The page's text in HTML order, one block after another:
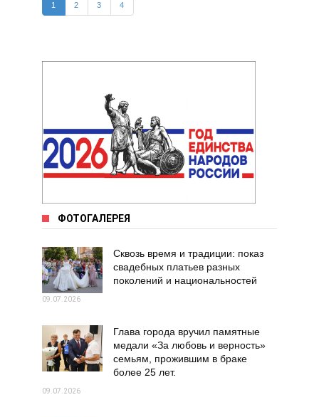
1 2 3 4
ФОТОГАЛЕРЕЯ
Сквозь время и традиции: показ
свадебных платьев разных
поколений и национальностей
09.07.2026
Глава города вручил памятные
медали «За любовь и верность»
семьям, прожившим в браке
более 25 лет.
09.07.2026